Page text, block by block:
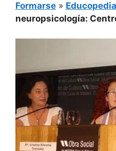
Formarse » Educopedia
neuropsicología: